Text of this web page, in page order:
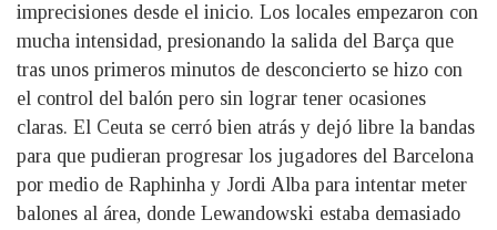
imprecisiones desde el inicio. Los locales empezaron con
mucha intensidad, presionando la salida del Barça que
tras unos primeros minutos de desconcierto se hizo con
el control del balón pero sin lograr tener ocasiones
claras. El Ceuta se cerró bien atrás y dejó libre la bandas
para que pudieran progresar los jugadores del Barcelona
por medio de Raphinha y Jordi Alba para intentar meter
balones al área, donde Lewandowski estaba demasiado